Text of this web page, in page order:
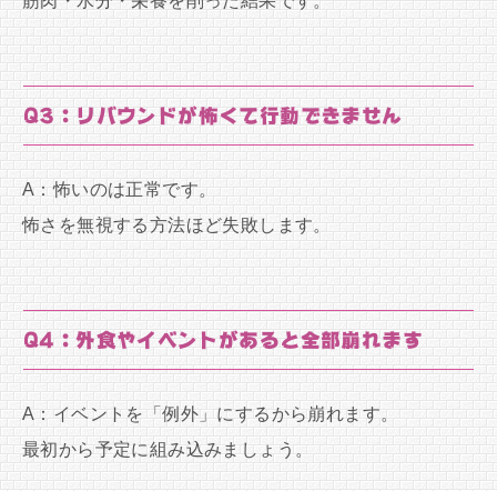
Q3：リバウンドが怖くて行動できません
A：怖いのは正常です。
怖さを無視する方法ほど失敗します。
Q4：外食やイベントがあると全部崩れます
A：イベントを「例外」にするから崩れます。
最初から予定に組み込みましょう。